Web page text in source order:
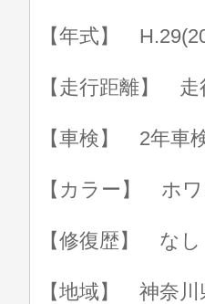
【年式】
【走行距離】 走
【車検】 2年車
【カラー】 ホワ
【修復歴】 なし
【地域】 神奈川